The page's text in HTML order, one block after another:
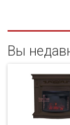
Вы